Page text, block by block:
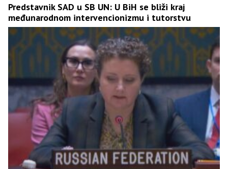
Predstavnik SAD u SB UN: U BiH se bliži kraj
međunarodnom intervencionizmu i tutorstvu